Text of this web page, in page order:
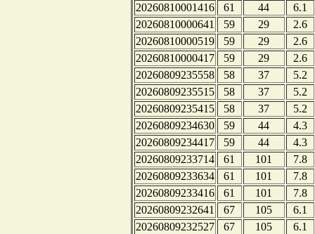
20260810001416
61 44
6.1
20260810000641
59 29
2.6
20260810000519
59 29
2.6
20260810000417
59 29
2.6
20260809235558
58 37
5.2
20260809235515
58 37
5.2
20260809235415
58 37
5.2
20260809234630
59 44
4.3
20260809234417
59 44
4.3
20260809233714
61 101
7.8
20260809233634
61 101
7.8
20260809233416
61 101
7.8
20260809232641
67 105
6.1
20260809232527
67 105
6.1